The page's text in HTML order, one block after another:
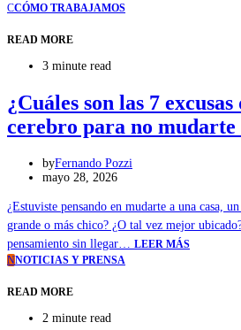
CCÓMO TRABAJAMOS
READ MORE
3 minute read
¿Cuáles son las 7
cerebro para no mudarte
byFernando Pozzi
mayo 28, 2026
¿Estuviste pensando en mudarte a una casa,
grande o más chico? ¿O tal vez mejor
pensamiento sin llegar… LEER MÁS
NNOTICIAS Y PRENSA
READ MORE
2 minute read